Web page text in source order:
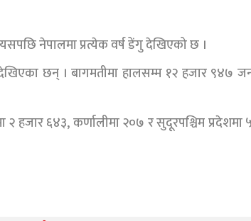
नेपालमा प्रत्येक वर्ष डेंगु देखिएको छ ।
छन् । बागमतीमा हालसम्म १२ हजार ९४७
हजार ६४३, कर्णालीमा २०७ र सुदूरपश्चिम प्रदेशमा